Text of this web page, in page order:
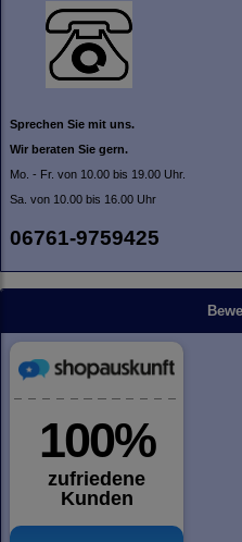
Sprechen Sie mit uns.
Wir beraten Sie gern.
Mo. - Fr. von 10.00 bis 19.00 Uhr.
Sa. von 10.00 bis 16.00 Uhr
06761-9759425